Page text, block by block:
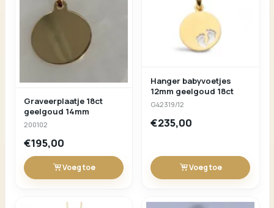
Graveerplaatje 18ct
geelgoud 14mm
200102
€195,00
Voeg toe
Hanger babyvoetjes
12mm geelgoud 18ct
G42319/12
€235,00
Voeg toe